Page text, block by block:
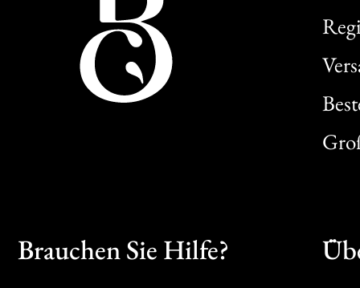
Brauchen Sie Hilfe?